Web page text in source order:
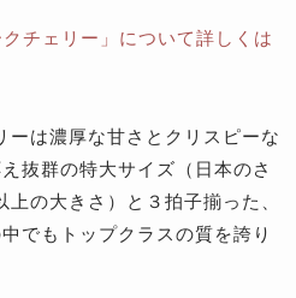
チェリー」について詳しくは
ーは濃厚な甘さとクリスピーな
抜群の特大サイズ（日本のさ
の大きさ）と３拍子揃った、
でもトップクラスの質を誇り